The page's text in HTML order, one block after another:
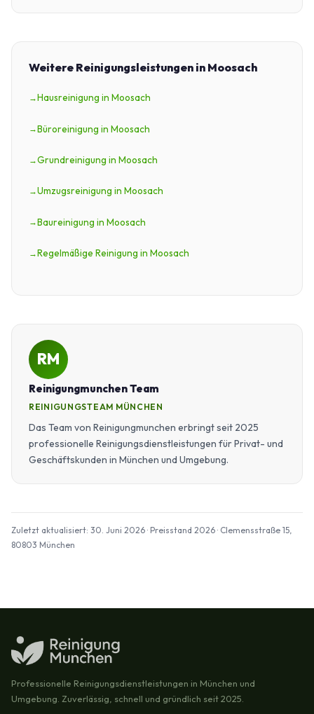
Weitere Reinigungsleistungen in Moosach
Hausreinigung in Moosach
Büroreinigung in Moosach
Grundreinigung in Moosach
Umzugsreinigung in Moosach
Baureinigung in Moosach
Regelmäßige Reinigung in Moosach
RM
Reinigungmunchen Team
REINIGUNGSTEAM MÜNCHEN
Das Team von Reinigungmunchen erbringt seit 2025
professionelle Reinigungsdienstleistungen für Privat- und
Geschäftskunden in München und Umgebung.
Zuletzt aktualisiert: 30. Juni 2026 · Preisstand 2026 · Clemensstraße 15,
80803 München
Professionelle Reinigungsdienstleistungen in München und
Umgebung. Zuverlässig, schnell und gründlich seit 2025.